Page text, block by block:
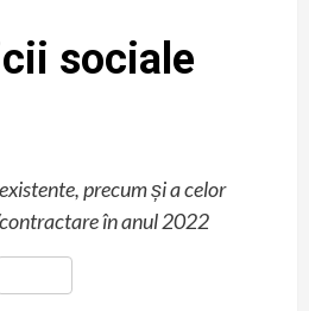
sociale
precum și a celor
în anul 2022